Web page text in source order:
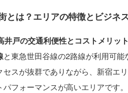
とは？エリアの特徴とビジネ
井戸の交通利便性とコストメリッ
と東急世田谷線の2路線が利用可
スが抜群でありながら、新宿エ
フォーマンスが高いエリアです